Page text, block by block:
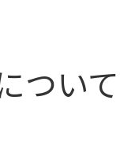
ついて